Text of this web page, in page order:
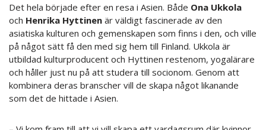
Det hela började efter en resa i Asien. Både Ona Ukkola
och Henrika Hyttinen är väldigt fascinerade av den
asiatiska kulturen och gemenskapen som finns i den, och ville
på något sätt få den med sig hem till Finland. Ukkola är
utbildad kulturproducent och Hyttinen restenom, yogalärare
och håller just nu på att studera till socionom. Genom att
kombinera deras branscher vill de skapa något likanande
som det de hittade i Asien.